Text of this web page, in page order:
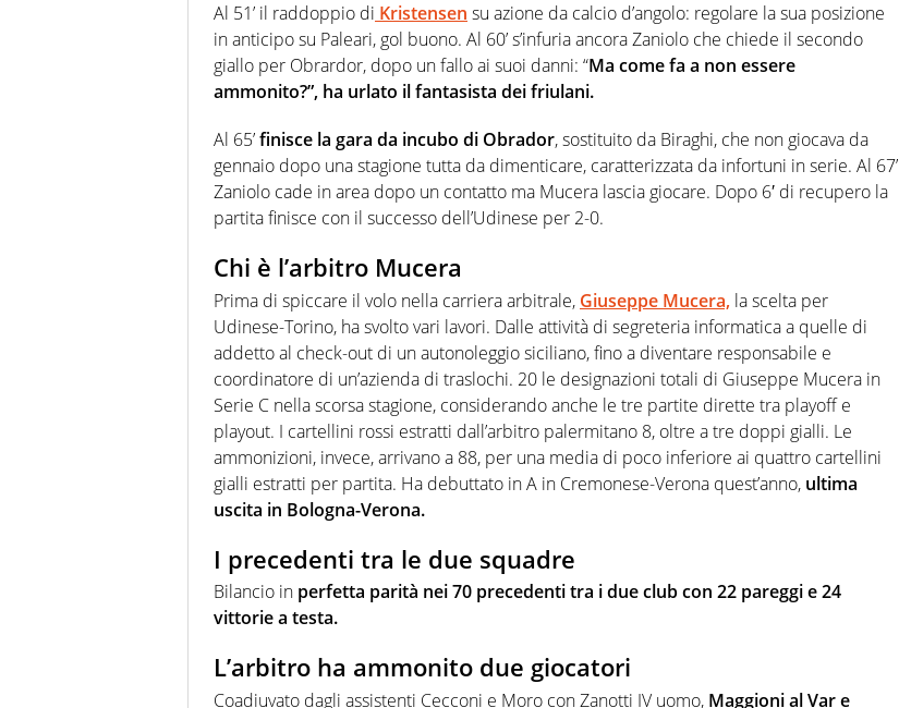
Al 51’ il raddoppio di Kristensen su azione da calcio d’angolo: regolare la sua posizione
in anticipo su Paleari, gol buono. Al 60’ s’infuria ancora Zaniolo che chiede il secondo
giallo per Obrardor, dopo un fallo ai suoi danni: “Ma come fa a non essere
ammonito?”, ha urlato il fantasista dei friulani.
Al 65’finisce la gara da incubo di Obrador, sostituito da Biraghi, che non giocava da
gennaio dopo una stagione tutta da dimenticare, caratterizzata da infortuni in serie. Al 67’
Zaniolo cade in area dopo un contatto ma Mucera lascia giocare. Dopo 6′ di recupero la
partita finisce con il successo dell’Udinese per 2-0.
Chi è l’arbitro Mucera
Prima di spiccare il volo nella carriera arbitrale, Giuseppe Mucera, la scelta per
Udinese-Torino, ha svolto vari lavori. Dalle attività di segreteria informatica a quelle di
addetto al check-out di un autonoleggio siciliano, fino a diventare responsabile e
coordinatore di un’azienda di traslochi. 20 le designazioni totali di Giuseppe Mucera in
Serie C nella scorsa stagione, considerando anche le tre partite dirette tra playoff e
playout. I cartellini rossi estratti dall’arbitro palermitano 8, oltre a tre doppi gialli. Le
ammonizioni, invece, arrivano a 88, per una media di poco inferiore ai quattro cartellini
gialli estratti per partita. Ha debuttato in A in Cremonese-Verona quest’anno, ultima
uscita in Bologna-Verona.
I precedenti tra le due squadre
Bilancio in perfetta parità nei 70 precedenti tra i due club con 22 pareggi e 24
vittorie a testa.
L’arbitro ha ammonito due giocatori
Coadiuvato dagli assistenti Cecconi e Moro con Zanotti IV uomo, Maggioni al Var e